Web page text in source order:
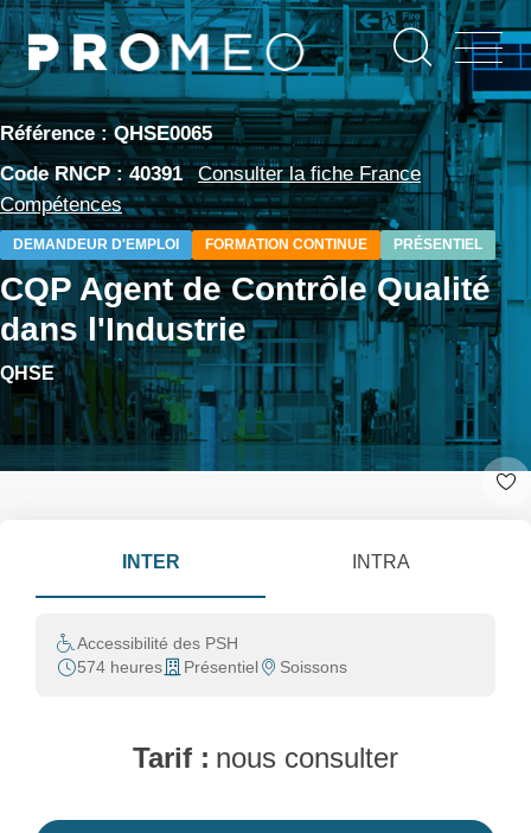
Aller
au
contenu
principal
Référence : QHSE0065
Code RNCP : 40391 Consulter la fiche France
Compétences
DEMANDEUR D'EMPLOI FORMATION CONTINUE PRÉSENTIEL
CQP Agent de Contrôle Qualité
dans l'Industrie
QHSE
INTER INTRA
Accessibilité des PSH
574 heures
Présentiel Soissons
Tarif : nous consulter
Panneau de gestion des cookies